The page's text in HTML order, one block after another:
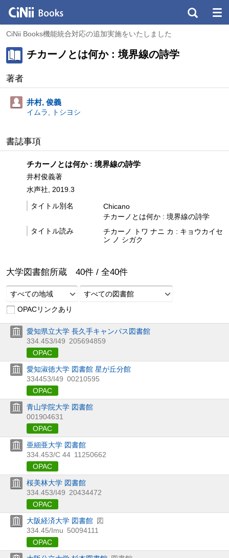
CiNii Books機能統合対応の追加実施をいたしました
チカーノとは何か : 境界線の詩学
著者
井村, 俊義
イムラ, トシヨシ
書誌事項
チカーノとは何か : 境界線の詩学
井村俊義著
水声社, 2019.3
タイトル別名
Chicano
チカーノとは何か : 境界線の詩学
タイトル読み
チカーノ トワ ナニ カ : キョウカイセ
ン ノ シガク
大学図書館所蔵 40件 / 全40件
すべての地域
すべての図書館
OPACリンクあり
愛知県立大学 長久手キャンパス図書館
334.453/I49 205694859
OPAC
愛知淑徳大学 図書館 星が丘分館
334453/I49 00210595
OPAC
青山学院大学 図書館
001904631
OPAC
亜細亜大学 図書館
334.453/C 44 11250662
OPAC
桜美林大学 図書館
334.453/I49 20434472
OPAC
大阪経済大学 図書館 図
334.45/Imu 50094111
OPAC